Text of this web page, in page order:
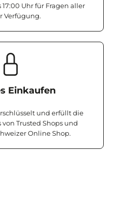
Uhr für Fragen aller
Verfügung.
Einkaufen
und erfüllt die
Trusted Shops und
Online Shop.